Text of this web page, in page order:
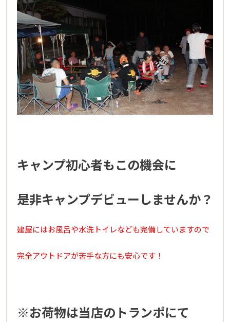
キャンプ初心者もこの機会に
是非キャンプデビューしませんか？
建屋にはお風呂や水洗トイレなども完備していますので
完全アウトドアが苦手な方にも安心です！
※お荷物は当店のトランポにて